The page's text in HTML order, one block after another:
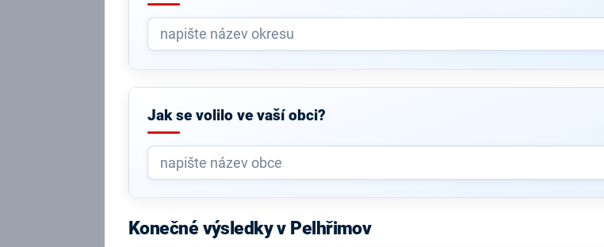
Jak se volilo ve vaší obci?
Konečné výsledky v Pelhřimov